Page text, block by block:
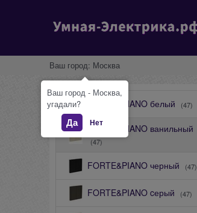
Ваш город: Москва
FORTE&PIANO белый (47)
FORTE&PIANO ванильный
(47)
FORTE&PIANO черный (47)
FORTE&PIANO cерый (47)
Ваш город - Москва,
угадали?
Да Нет